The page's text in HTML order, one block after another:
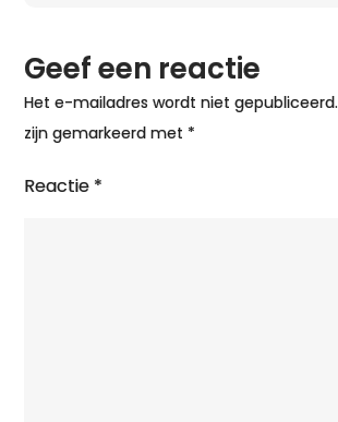
Geef een reactie
Het e-mailadres wordt niet gepubliceerd.
zijn gemarkeerd met *
Reactie *